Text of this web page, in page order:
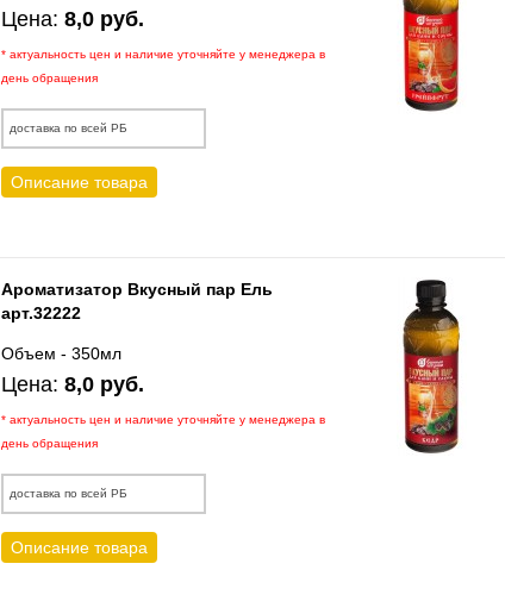
Цена: 8,0 руб.
* актуальность цен и наличие уточняйте у менеджера в
день обращения
доставка по всей РБ
Описание товара
Ароматизатор Вкусный пар Ель
арт.32222
Объем - 350мл
Цена: 8,0 руб.
* актуальность цен и наличие уточняйте у менеджера в
день обращения
доставка по всей РБ
Описание товара